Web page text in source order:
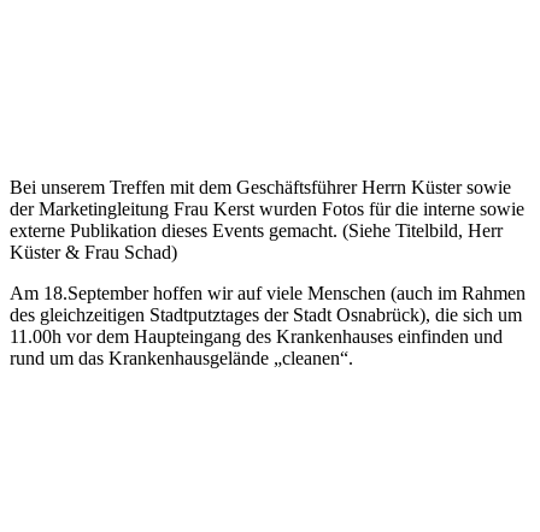
Bei unserem Treffen mit dem Geschäftsführer Herrn Küster sowie
der Marketingleitung Frau Kerst wurden Fotos für die interne sowie
externe Publikation dieses Events gemacht. (Siehe Titelbild, Herr
Küster & Frau Schad)
Am 18.September hoffen wir auf viele Menschen (auch im Rahmen
des gleichzeitigen Stadtputztages der Stadt Osnabrück), die sich um
11.00h vor dem Haupteingang des Krankenhauses einfinden und
rund um das Krankenhausgelände „cleanen“.